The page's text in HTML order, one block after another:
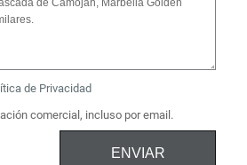
de Privacidad
comercial, incluso por email.
ENVIAR